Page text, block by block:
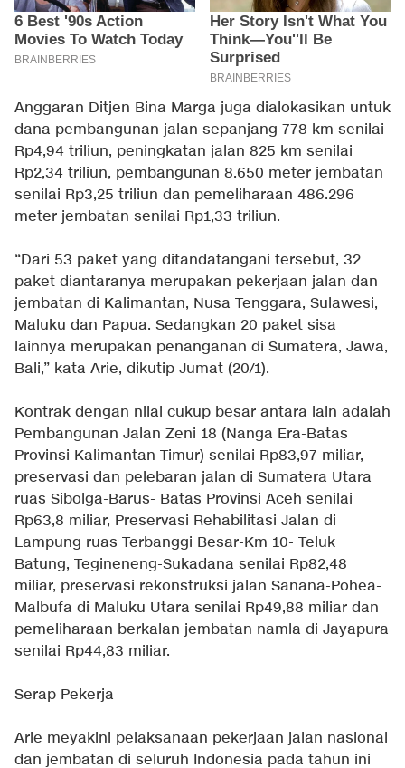
Anggaran Ditjen Bina Marga juga dialokasikan untuk
dana pembangunan jalan sepanjang 778 km senilai
Rp4,94 triliun, peningkatan jalan 825 km senilai
Rp2,34 triliun, pembangunan 8.650 meter jembatan
senilai Rp3,25 triliun dan pemeliharaan 486.296
meter jembatan senilai Rp1,33 triliun.
“Dari 53 paket yang ditandatangani tersebut, 32
paket diantaranya merupakan pekerjaan jalan dan
jembatan di Kalimantan, Nusa Tenggara, Sulawesi,
Maluku dan Papua. Sedangkan 20 paket sisa
lainnya merupakan penanganan di Sumatera, Jawa,
Bali,” kata Arie, dikutip Jumat (20/1).
Kontrak dengan nilai cukup besar antara lain adalah
Pembangunan Jalan Zeni 18 (Nanga Era-Batas
Provinsi Kalimantan Timur) senilai Rp83,97 miliar,
preservasi dan pelebaran jalan di Sumatera Utara
ruas Sibolga-Barus- Batas Provinsi Aceh senilai
Rp63,8 miliar, Preservasi Rehabilitasi Jalan di
Lampung ruas Terbanggi Besar-Km 10- Teluk
Batung, Tegineneng-Sukadana senilai Rp82,48
miliar, preservasi rekonstruksi jalan Sanana-Pohea-
Malbufa di Maluku Utara senilai Rp49,88 miliar dan
pemeliharaan berkalan jembatan namla di Jayapura
senilai Rp44,83 miliar.
Serap Pekerja
Arie meyakini pelaksanaan pekerjaan jalan nasional
dan jembatan di seluruh Indonesia pada tahun ini